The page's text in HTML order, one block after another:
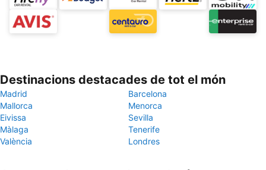
Destinacions destacades de tot el món
Madrid
Barcelona
Mallorca
Menorca
Eivissa
Sevilla
Màlaga
Tenerife
València
Londres